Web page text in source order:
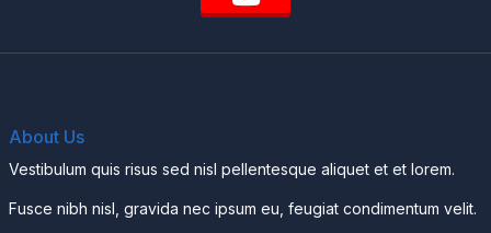
About Us
Vestibulum quis risus sed nisl pellentesque aliquet et et lorem.
Fusce nibh nisl, gravida nec ipsum eu, feugiat condimentum velit.